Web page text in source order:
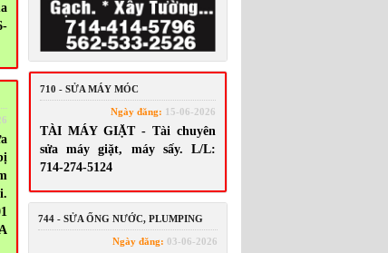
710 - SỬA MÁY MÓC
Ngày đăng: 15-06-2026
TÀI MÁY GIẶT - Tài chuyên
sửa máy giặt, máy sấy. L/L:
714-274-5124
744 - SỬA ỐNG NƯỚC, PLUMPING
Ngày đăng: 03-06-2026